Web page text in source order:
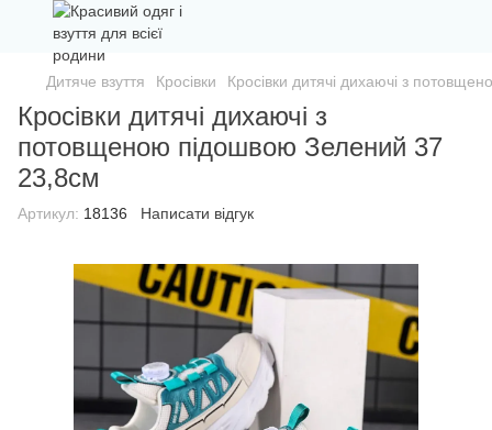
Дитяче взуття Кросівки Кросівки дитячі дихаючі з
Кросівки дитячі дихаючі з
потовщеною підошвою Зелений 37
23,8см
Артикул: 18136 Написати відгук